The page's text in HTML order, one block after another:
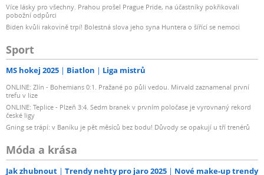
Více lásky pro všechny. Prahou prošel Prague Pride, na účastníky pokřikovali
pobožní odpůrci
Biden kvůli rakovině trpí! Bolestná slova jeho syna Huntera o šířící se nemoci
Sport
MS hokej 2025 Biatlon Liga mistrů
ONLINE: Zlín - Bohemians 0:1. Pražané po půli vedou. Mirvald zaznamenal první
trefu v lize
ONLINE: Teplice - Plzeň 3:4. Sedm branek v prvním poločase je vyrovnaný rekord
české ligy
Gning se trápí: v Baníku je pět měsíců bez bodu! Důvody se opakují u tří trenérů
Móda a krása
Jak zhubnout Trendy nehty pro jaro 2025 Nové make-up trendy